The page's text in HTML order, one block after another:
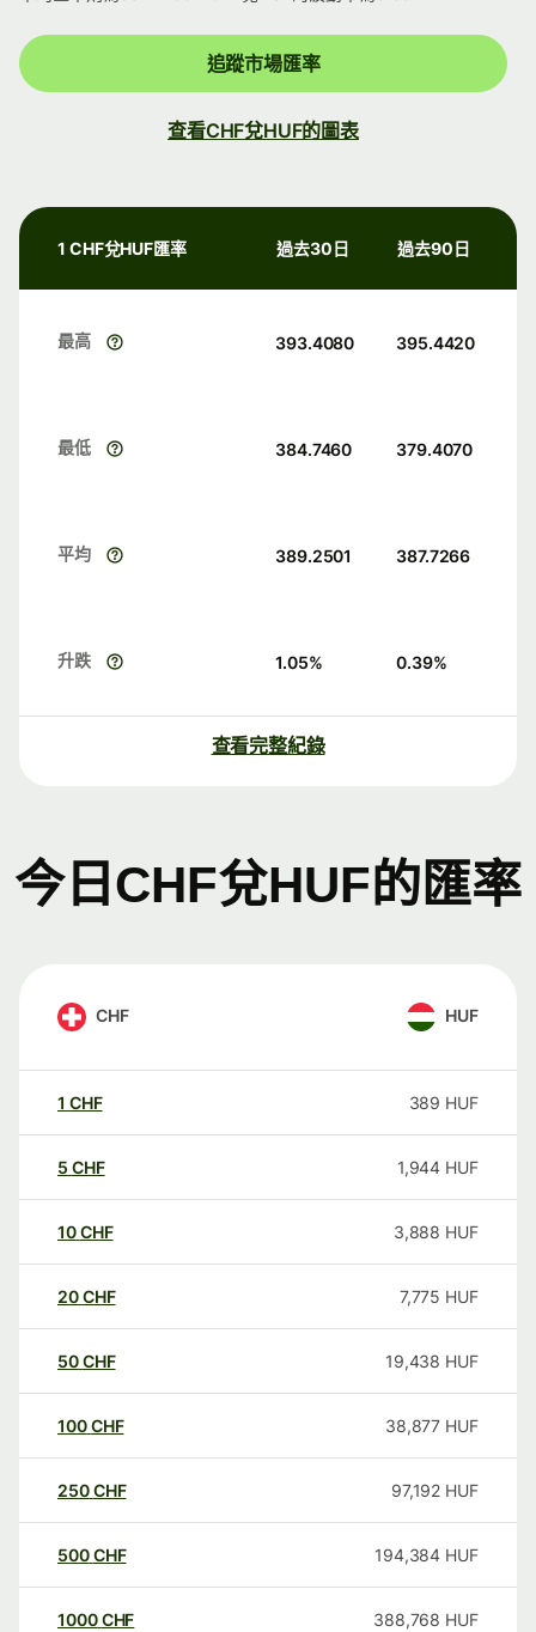
追蹤市場匯率
查看CHF兌HUF的圖表
1 CHF兌HUF匯率 過去30日 過去90日
最高 393.4080 395.4420
最低 384.7460 379.4070
平均 389.2501 387.7266
升跌 1.05% 0.39%
查看完整紀錄
今日CHF兌HUF的匯率
CHF HUF
1 CHF 389 HUF
5 CHF 1,944 HUF
10CHF 3,888 HUF
20CHF 7,775 HUF
50CHF 19,438 HUF
100CHF 38,877 HUF
250CHF 97,192 HUF
500CHF 194,384 HUF
1000CHF 388,768 HUF